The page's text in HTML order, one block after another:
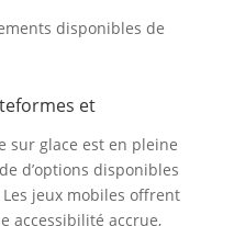
disponibles de
et
sur glace est en pleine
d’options disponibles
jeux mobiles offrent
accessibilité accrue,